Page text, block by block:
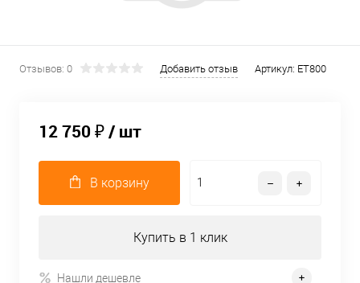
Отзывов: 0 Добавить отзыв Артикул: ET800
12 750 ₽/ шт
В корзину
Купить в 1 клик
Нашли дешевле